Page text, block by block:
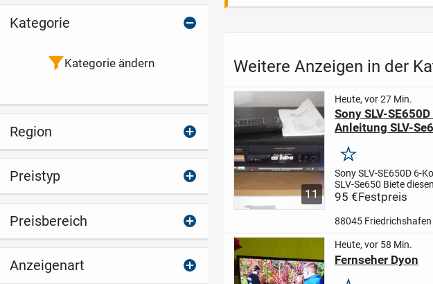
Weitere Anzeigen in der
11
Heute, vor 27 Min.
Sony SLV-
Anleitung SLV-
Merken
Sony SLV-SE650D 6-
SLV-Se650 Biete
95 €Festpreis
88045 Friedrichshafen
Heute, vor 58 Min.
Fernseher Dyon
Kategorie
Kategorie ändern
Region
Preistyp
Preisbereich
Anzeigenart